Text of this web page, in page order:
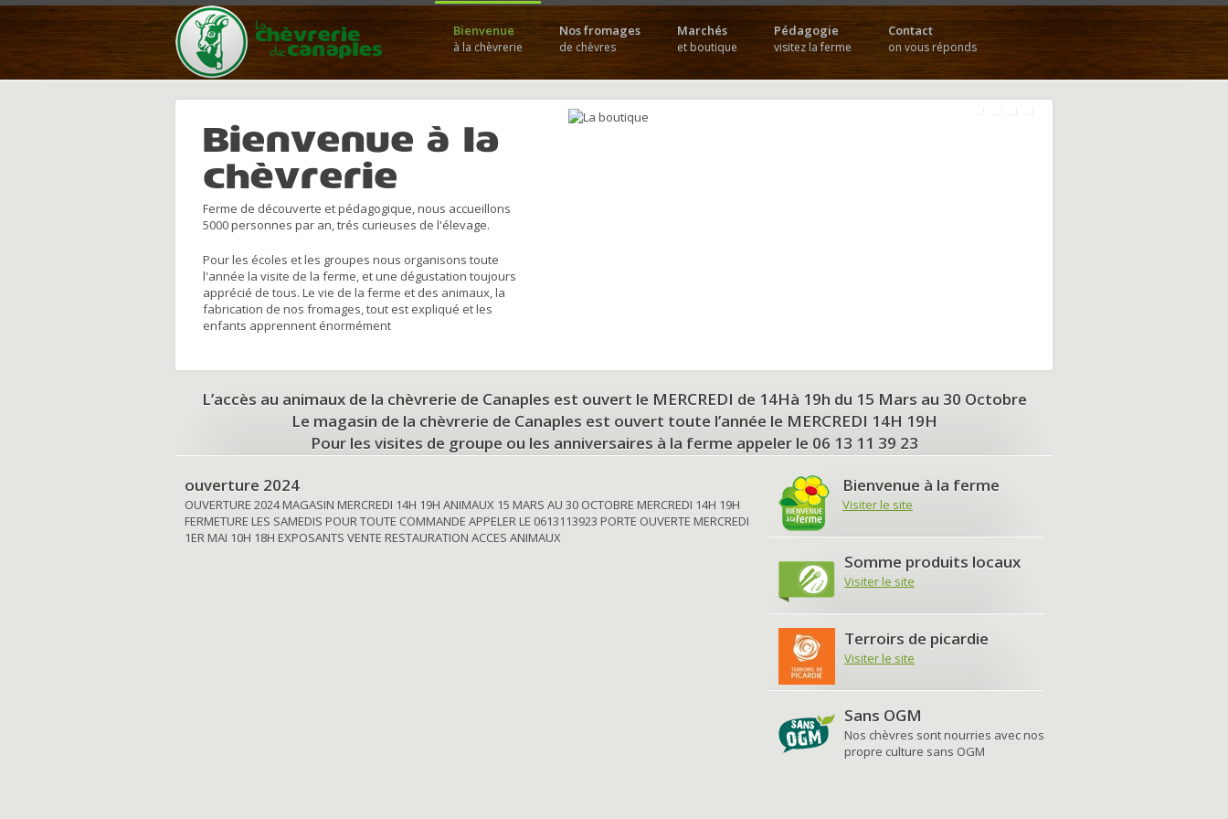
Bienvenue
à la chèvrerie
Nos fromages
de chèvres
Marchés
et boutique
Pédagogie
visitez la ferme
Contact
on vous réponds
Bienvenue à la
chèvrerie
Ferme de découverte et pédagogique, nous accueillons
5000 personnes par an, trés curieuses de l'élevage.
Pour les écoles et les groupes nous organisons toute
l'année la visite de la ferme, et une dégustation toujours
apprécié de tous. Le vie de la ferme et des animaux, la
fabrication de nos fromages, tout est expliqué et les
enfants apprennent énormément
L’accès au animaux de la chèvrerie de Canaples est ouvert le MERCREDI de 14Hà 19h du 15 Mars au 30 Octobre
Le magasin de la chèvrerie de Canaples est ouvert toute l’année le MERCREDI 14H 19H
Pour les visites de groupe ou les anniversaires à la ferme appeler le 06 13 11 39 23
ouverture 2024
OUVERTURE 2024 MAGASIN MERCREDI 14H 19H ANIMAUX 15 MARS AU 30 OCTOBRE MERCREDI 14H 19H
FERMETURE LES SAMEDIS POUR TOUTE COMMANDE APPELER LE 0613113923 PORTE OUVERTE MERCREDI
1ER MAI 10H 18H EXPOSANTS VENTE RESTAURATION ACCES ANIMAUX
Bienvenue à la ferme
Visiter le site
Somme produits locaux
Visiter le site
Terroirs de picardie
Visiter le site
Sans OGM
Nos chèvres sont nourries avec nos
propre culture sans OGM